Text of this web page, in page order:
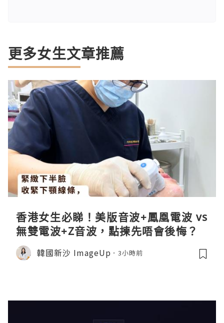
更多女生文章推薦
香港女生必睇！美版音波+鳳凰電波 vs
無雙電波+Z音波，點揀先唔會後悔？
韓國新沙 ImageUp 3小時前